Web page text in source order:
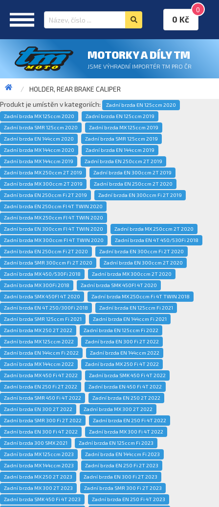
0
0 Kč
MOTORKY A DÍLY TM
JSME VÝHRADNÍ IMPORTÉR TM PRO ČR
HOLDER, REAR BRAKE CALIPER
Produkt je umístěn v kategoriích:
Zadní brzda EN 125ccm 2020
Zadní brzda MX 125ccm 2020
Zadní brzda EN 125ccm 2019
Zadní brzda SMR 125ccm 2020
Zadní brzda MX 125ccm 2019
Zadní brzda EN 144ccm 2020
Zadní brzda SMR 125ccm 2019
Zadní brzda MX 144ccm 2020
Zadní brzda EN 144ccm 2019
Zadní brzda MX 144ccm 2019
Zadní brzda EN 250ccm 2T 2019
Zadní brzda MX 250ccm 2T 2019
Zadní brzda EN 300ccm 2T 2019
Zadní brzda MX 300ccm 2T 2019
Zadní brzda EN 250ccm 2T 2020
Zadní brzda EN 250ccm Fi 2T 2019
Zadní brzda EN 300ccm Fi 2T 2019
Zadní brzda EN 250ccm FI 4T TWIN 2020
Zadní brzda MX 250ccm FI 4T TWIN 2020
Zadní brzda EN 300ccm FI 4T TWIN 2020
Zadní brzda MX 250ccm 2T 2020
Zadní brzda MX 300ccm FI 4T TWIN 2020
Zadní brzda EN 4T 450/530Fi 2018
Zadní brzda EN 250ccm Fi 2T 2020
Zadní brzda EN 300ccm Fi 2T 2020
Zadní brzda SMR 300ccm Fi 2T 2020
Zadní brzda EN 300ccm 2T 2020
Zadní brzda MX 450/530Fi 2018
Zadní brzda MX 300ccm 2T 2020
Zadní brzda MX 300Fi 2018
Zadní brzda SMK 450FI 4T 2020
Zadní brzda SMX 450FI 4T 2020
Zadní brzda MX 250ccm Fi 4T TWIN 2018
Zadní brzda EN 4T 250/300Fi 2018
Zadní brzda EN 125ccm Fi 2021
Zadní brzda SMR 125ccm Fi 2021
Zadní brzda EN 144ccm Fi 2021
Zadní brzda MX 250 2T 2022
Zadní brzda EN 125ccm Fi 2022
Zadní brzda MX 125ccm 2022
Zadní brzda EN 300 Fi 2T 2022
Zadní brzda EN 144ccm Fi 2022
Zadní brzda EN 144ccm 2022
Zadní brzda MX 144ccm 2022
Zadní brzda MX 250 Fi 4T 2022
Zadní brzda MX 450 Fi 4T 2022
Zadní brzda SMK 450 Fi 4T 2022
Zadní brzda EN 250 Fi 2T 2022
Zadní brzda EN 450 Fi 4T 2022
Zadní brzda SMR 450 Fi 4T 2022
Zadní brzda EN 250 2T 2022
Zadní brzda EN 300 2T 2022
Zadní brzda MX 300 2T 2022
Zadní brzda SMR 300 Fi 2T 2022
Zadní brzda EN 250 Fi 4T 2022
Zadní brzda EN 300 Fi 4T 2022
Zadní brzda MX 300 Fi 4T 2022
Zadní brzda 300 SMX 2021
Zadní brzda EN 125ccm Fi 2023
Zadní brzda MX 125ccm 2023
Zadní brzda EN 144ccm Fi 2023
Zadní brzda MX 144ccm 2023
Zadní brzda EN 250 Fi 2T 2023
Zadní brzda MX 250 2T 2023
Zadní brzda EN 300 Fi 2T 2023
Zadní brzda MX 300 2T 2023
Zadní brzda SMR 300 Fi 2T 2023
Zadní brzda SMK 450 Fi 4T 2023
Zadní brzda EN 250 Fi 4T 2023